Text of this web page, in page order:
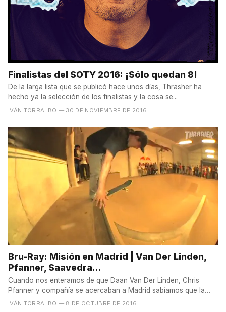
Finalistas del SOTY 2016: ¡Sólo quedan 8!
De la larga lista que se publicó hace unos días, Thrasher ha
hecho ya la selección de los finalistas y la cosa se...
IVÁN TORRALBO — 30 DE NOVIEMBRE DE 2016
Bru-Ray: Misión en Madrid | Van Der Linden,
Pfanner, Saavedra...
Cuando nos enteramos de que Daan Van Der Linden, Chris
Pfanner y compañía se acercaban a Madrid sabíamos que la
cosa se...
IVÁN TORRALBO — 8 DE OCTUBRE DE 2016